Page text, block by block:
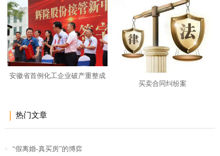
安徽省首例化工企业破产重整成
买卖合同纠纷案
热门文章
“假离婚-真买房”的博弈